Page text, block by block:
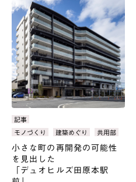
カ
テ
ゴ
リ：
記事
タ
モノづくり 建築めぐり 共用部
小さな町の再開発の可能性
を見出した
「デュオヒルズ田原本駅